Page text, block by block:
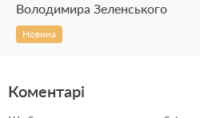
Володимира Зеленського
Новина
Коментарі